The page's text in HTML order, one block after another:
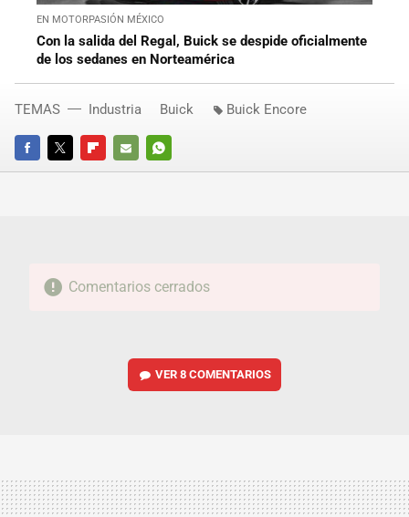
EN MOTORPASIÓN MÉXICO
Con la salida del Regal, Buick se despide oficialmente
de los sedanes en Norteamérica
FACEBOOKTWITTERFLIPBOARD
E-
WHATSAPP
TEMAS Industria Buick Buick Encore
Comentarios cerrados
VER8 COMENTARIOS